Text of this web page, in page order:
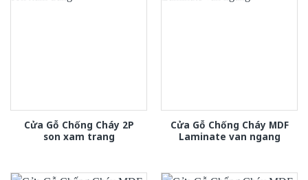
Cửa Gỗ Chống Cháy 2P
son xam trang
Cửa Gỗ Chống Cháy MDF
Laminate van ngang